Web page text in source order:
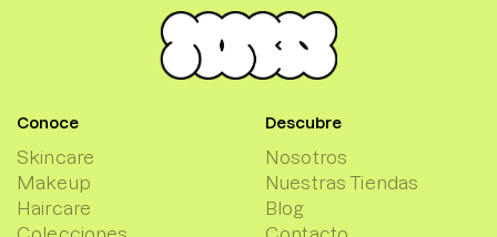
Conoce
Skincare
Makeup
Haircare
Descubre
Nosotros
Nuestras Tiendas
Blog